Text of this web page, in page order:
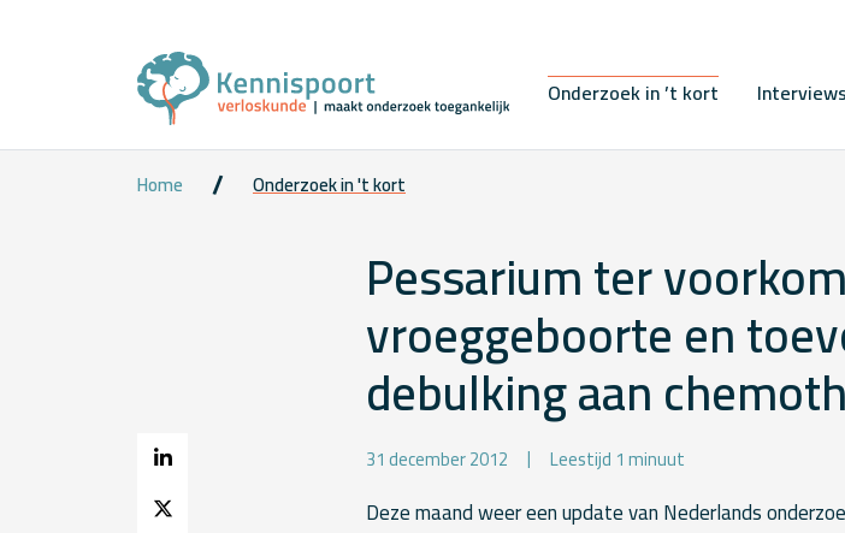
Onderzoek in ’t kort Interviews
Home Onderzoek in 't kort
Pessarium ter
vroeggeboorte en
debulking aan
31 december 2012 Leestijd 1 minuut
Deze maand weer een update van Nederlands